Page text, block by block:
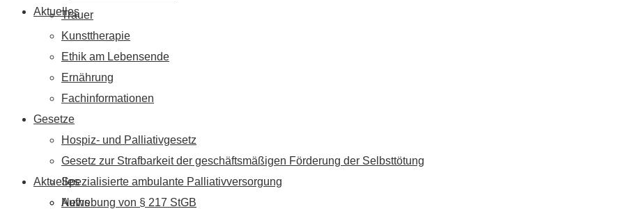
Aktuelles
Aktuelles
News
Trauer
Kunsttherapie
Ethik am Lebensende
Ernährung
Fachinformationen
Gesetze
Hospiz- und Palliativgesetz
Gesetz zur Strafbarkeit der geschäftsmäßigen Förderung der Selbsttötung
Spezialisierte ambulante Palliativversorgung
Aufhebung von § 217 StGB